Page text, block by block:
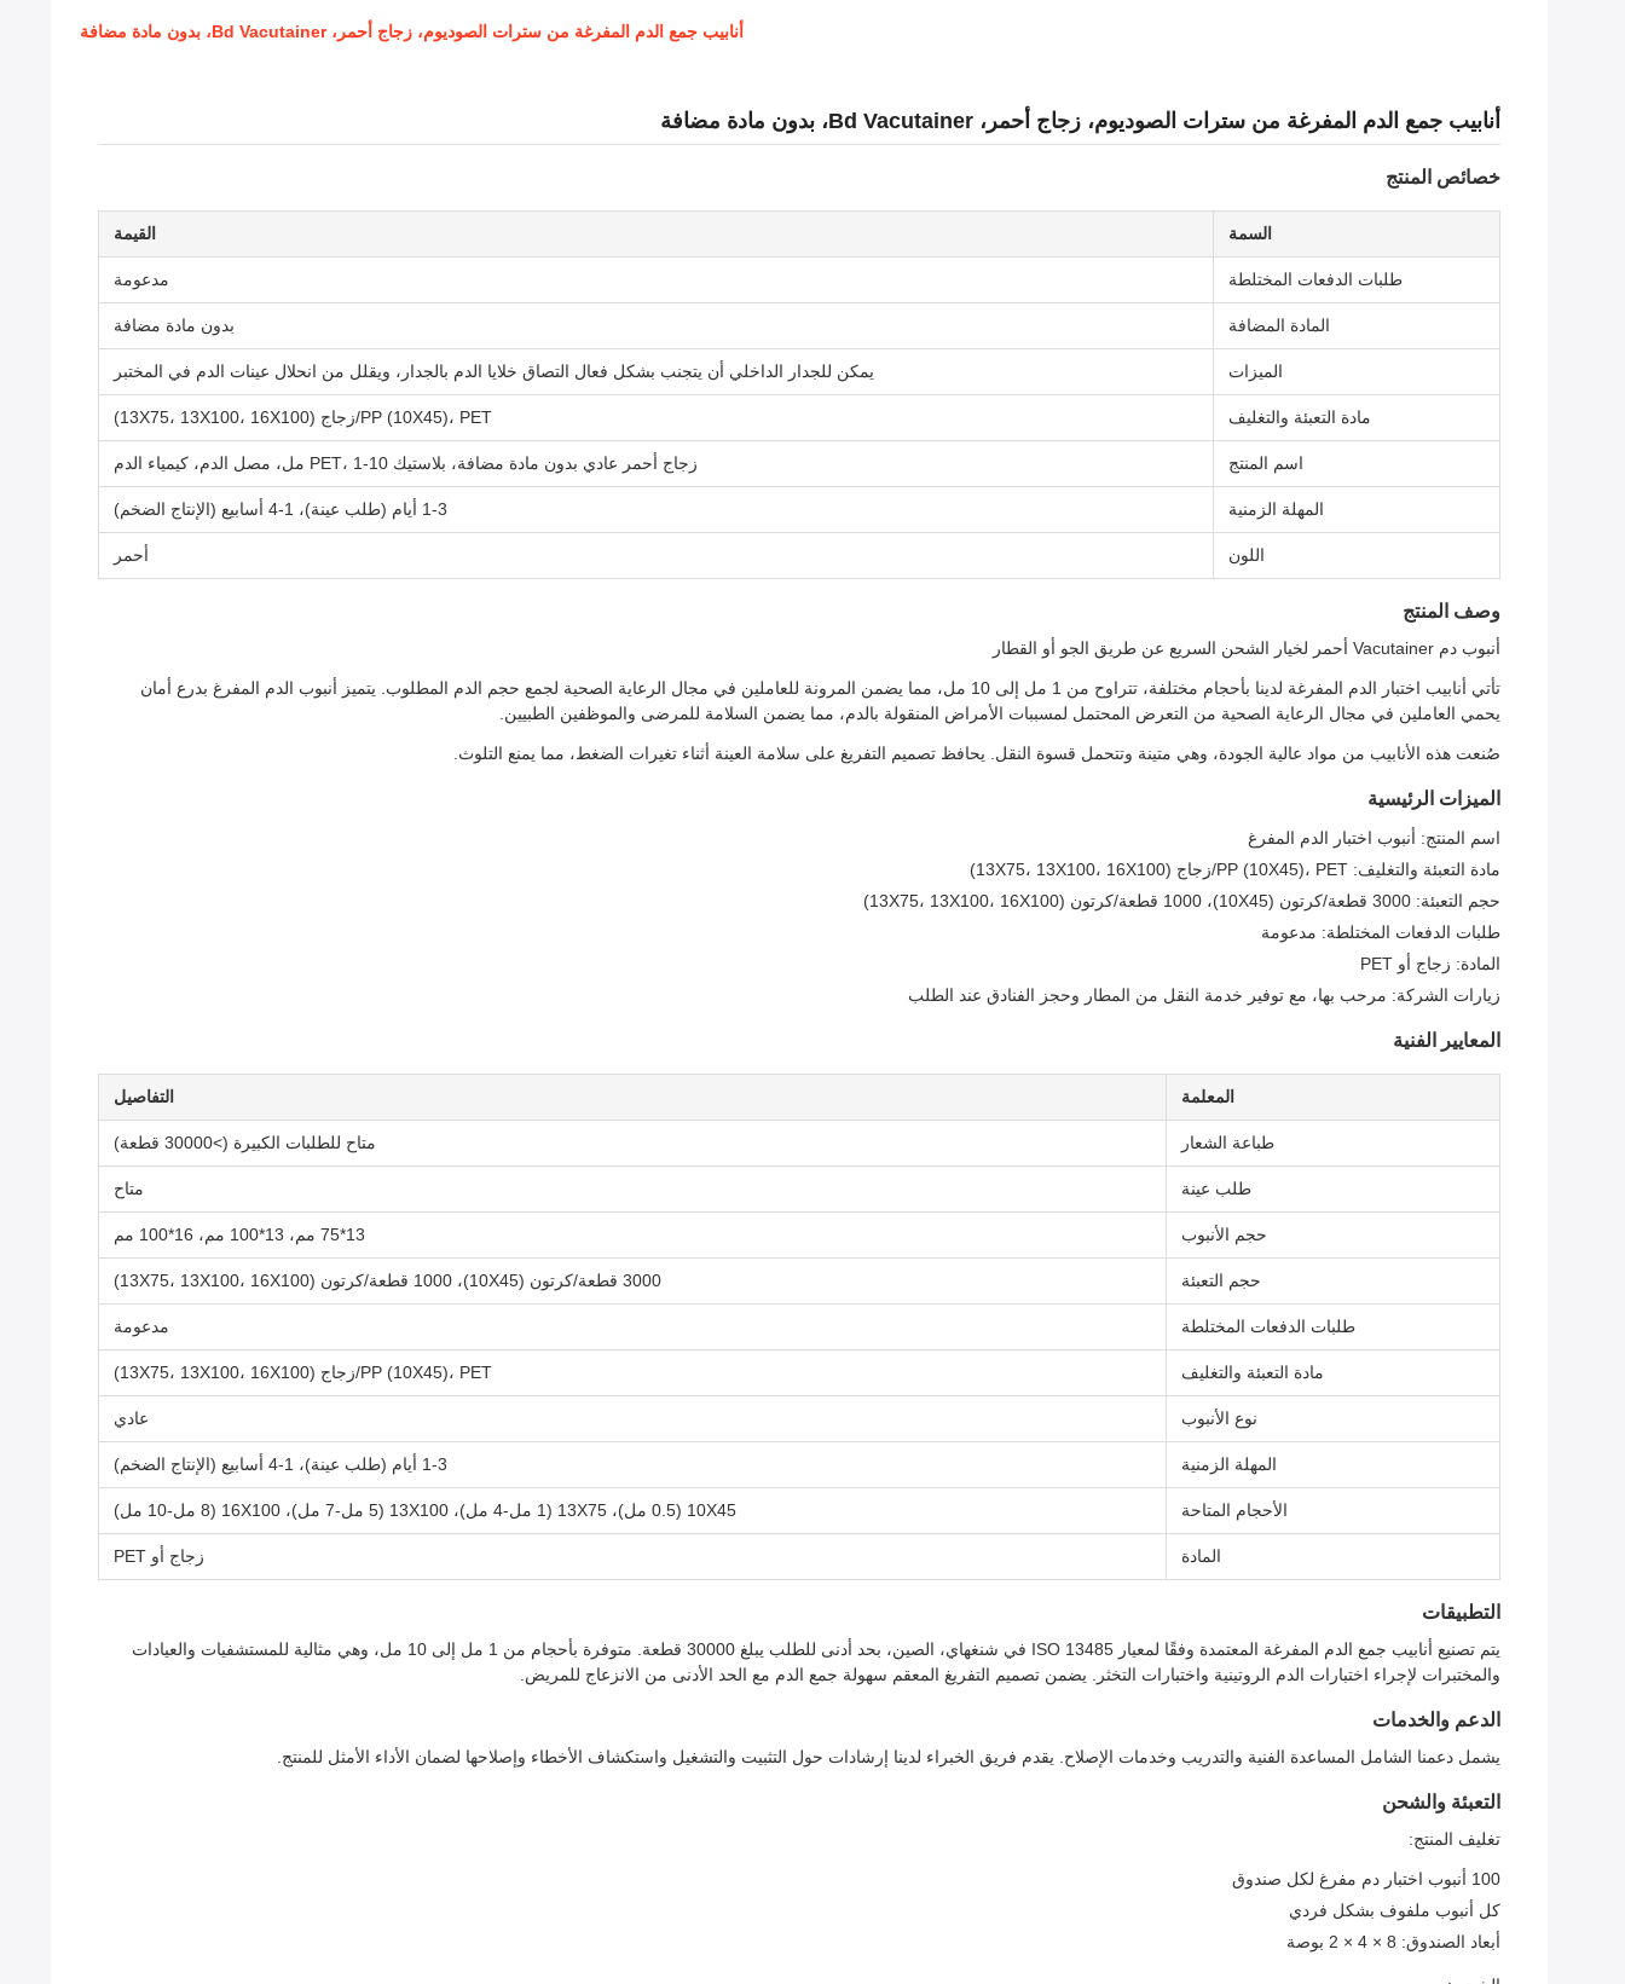
أنابيب جمع الدم المفرغة من سترات الصوديوم، زجاج أحمر، Bd Vacutainer، بدون مادة مضافة
أنابيب جمع الدم المفرغة من سترات الصوديوم، زجاج أحمر، Bd Vacutainer، بدون مادة مضافة
خصائص المنتج
السمة القيمة
طلبات الدفعات المختلطة مدعومة
المادة المضافة بدون مادة مضافة
الميزات يمكن للجدار الداخلي أن يتجنب بشكل فعال التصاق خلايا الدم بالجدار، ويقلل من انحلال عينات الدم في المختبر
مادة التعبئة والتغليف PP (10X45)، PET/زجاج (13X75، 13X100، 16X100)
اسم المنتج زجاج أحمر عادي بدون مادة مضافة، بلاستيك PET، 1-10 مل، مصل الدم، كيمياء الدم
المهلة الزمنية 1-3 أيام (طلب عينة)، 1-4 أسابيع (الإنتاج الضخم)
اللون أحمر
وصف المنتج
أنبوب دم Vacutainer أحمر لخيار الشحن السريع عن طريق الجو أو القطار
تأتي أنابيب اختبار الدم المفرغة لدينا بأحجام مختلفة، تتراوح من 1 مل إلى 10 مل، مما يضمن المرونة للعاملين في مجال الرعاية الصحية لجمع حجم الدم المطلوب. يتميز أنبوب الدم المفرغ بدرع أمان
يحمي العاملين في مجال الرعاية الصحية من التعرض المحتمل لمسببات الأمراض المنقولة بالدم، مما يضمن السلامة للمرضى والموظفين الطبيين.
صُنعت هذه الأنابيب من مواد عالية الجودة، وهي متينة وتتحمل قسوة النقل. يحافظ تصميم التفريغ على سلامة العينة أثناء تغيرات الضغط، مما يمنع التلوث.
الميزات الرئيسية
اسم المنتج: أنبوب اختبار الدم المفرغ
مادة التعبئة والتغليف: PP (10X45)، PET/زجاج (13X75، 13X100، 16X100)
حجم التعبئة: 3000 قطعة/كرتون (10X45)، 1000 قطعة/كرتون (13X75، 13X100، 16X100)
طلبات الدفعات المختلطة: مدعومة
المادة: زجاج أو PET
زيارات الشركة: مرحب بها، مع توفير خدمة النقل من المطار وحجز الفنادق عند الطلب
المعايير الفنية
المعلمة التفاصيل
طباعة الشعار متاح للطلبات الكبيرة (>30000 قطعة)
طلب عينة متاح
حجم الأنبوب 13*75 مم، 13*100 مم، 16*100 مم
حجم التعبئة 3000 قطعة/كرتون (10X45)، 1000 قطعة/كرتون (13X75، 13X100، 16X100)
طلبات الدفعات المختلطة مدعومة
مادة التعبئة والتغليف PP (10X45)، PET/زجاج (13X75، 13X100، 16X100)
نوع الأنبوب عادي
المهلة الزمنية 1-3 أيام (طلب عينة)، 1-4 أسابيع (الإنتاج الضخم)
الأحجام المتاحة 10X45 (0.5 مل)، 13X75 (1 مل-4 مل)، 13X100 (5 مل-7 مل)، 16X100 (8 مل-10 مل)
المادة زجاج أو PET
التطبيقات
يتم تصنيع أنابيب جمع الدم المفرغة المعتمدة وفقًا لمعيار ISO 13485 في شنغهاي، الصين، بحد أدنى للطلب يبلغ 30000 قطعة. متوفرة بأحجام من 1 مل إلى 10 مل، وهي مثالية للمستشفيات والعيادات
والمختبرات لإجراء اختبارات الدم الروتينية واختبارات التخثر. يضمن تصميم التفريغ المعقم سهولة جمع الدم مع الحد الأدنى من الانزعاج للمريض.
الدعم والخدمات
يشمل دعمنا الشامل المساعدة الفنية والتدريب وخدمات الإصلاح. يقدم فريق الخبراء لدينا إرشادات حول التثبيت والتشغيل واستكشاف الأخطاء وإصلاحها لضمان الأداء الأمثل للمنتج.
التعبئة والشحن
تغليف المنتج:
100 أنبوب اختبار دم مفرغ لكل صندوق
كل أنبوب ملفوف بشكل فردي
أبعاد الصندوق: 8 × 4 × 2 بوصة